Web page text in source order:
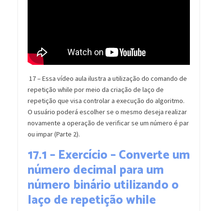
17 – Essa vídeo aula ilustra a utilização do comando de
repetição while por meio da criação de laço de
repetição que visa controlar a execução do algoritmo.
O usuário poderá escolher se o mesmo deseja realizar
novamente a operação de verificar se um número é par
ou impar (Parte 2).
17.1 – Exercício – Converte um
número decimal para um
número binário utilizando o
laço de repetição while